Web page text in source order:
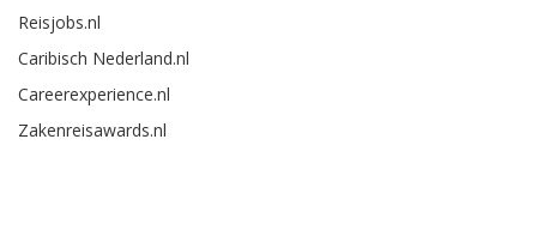
Reisjobs.nl
Caribisch Nederland.nl
Careerexperience.nl
Zakenreisawards.nl